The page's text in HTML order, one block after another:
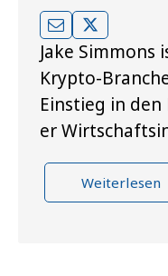
Jake Simmons
Krypto-
Einstieg in
er
Weiterlesen